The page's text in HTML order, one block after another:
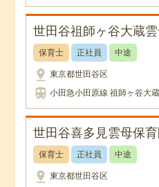
世田谷祖師ヶ谷大蔵
保育士 正社員 中途
pin_drop 東京都世田谷区
train 小田急小田原線 祖師ヶ谷大
世田谷喜多見雲母保育
保育士 正社員 中途
pin_drop 東京都世田谷区